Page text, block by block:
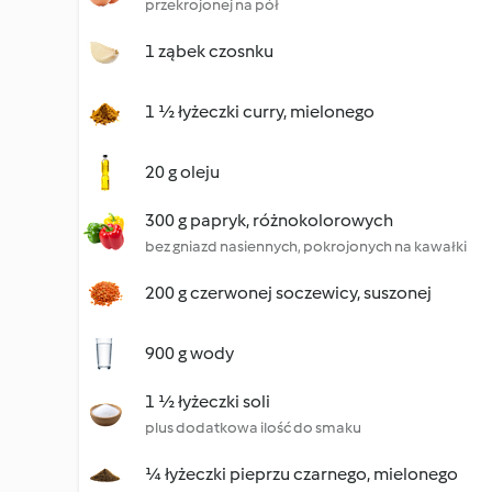
przekrojonej na pół
1 ząbek czosnku
1 ½ łyżeczki curry, mielonego
20 g oleju
300 g papryk, różnokolorowych
bez gniazd nasiennych, pokrojonych na kawałki
200 g czerwonej soczewicy, suszonej
900 g wody
1 ½ łyżeczki soli
plus dodatkowa ilość do smaku
¼ łyżeczki pieprzu czarnego, mielonego